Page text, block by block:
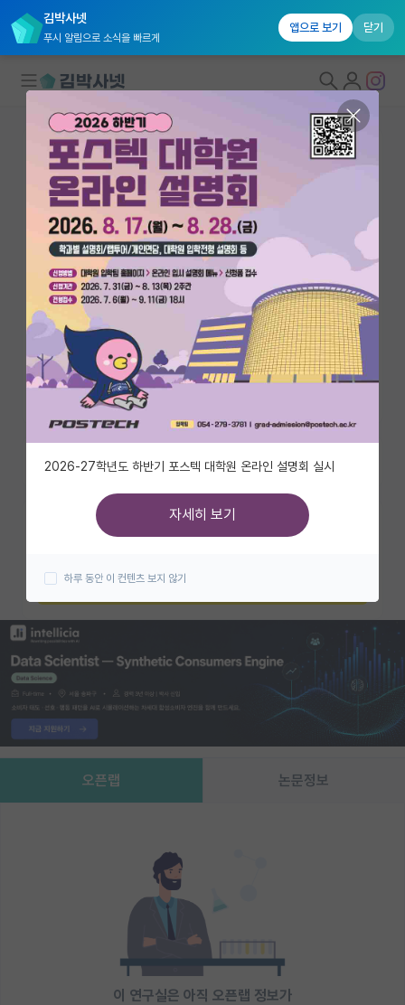
김박사넷
푸시 알림으로 소식을 빠르게
앱으로 보기 닫기
대학원생 모집
국내대학원 정보
연구실&오픈랩
연구실&오픈랩 홈
오픈랩 전체보기
PI 회원 신청
커뮤니티
유학교육
이벤트
반도체 아카데미
오픈랩 논문정보
이 연구실은 아직 오픈랩 정보가
2026-27학년도 하반기 포스텍 대학원 온라인 설명회 실시
자세히 보기
하루 동안 이 컨텐츠 보지 않기
카카오 계정과 연동하여 김박사넷의
카카오로 시작하기
정효지 교수
서울대학교 보건학과
hjjoung@snu.ac.kr
http://phnutrition.snu.ac.kr/
즐겨찾기